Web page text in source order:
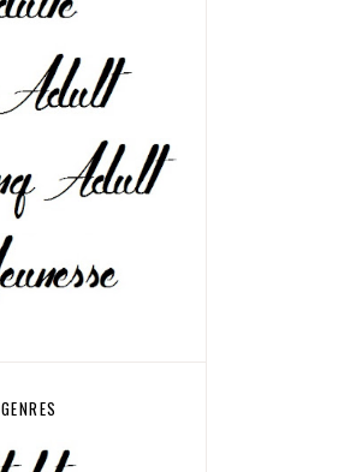
GENRES